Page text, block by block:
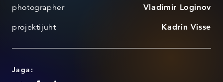
photographer Vladimir Loginov
projektijuht Kadrin Visse
Jaga: